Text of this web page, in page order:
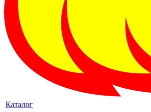
Каталог